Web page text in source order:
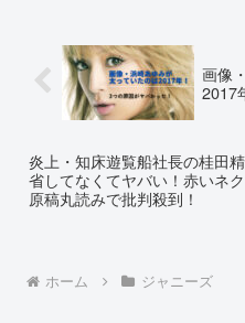
画像
2017
炎上・知床遊覧船社長の桂田
省してなくてヤバい！赤いネ
原稿丸読みで批判殺到！
ホーム ジャニーズ